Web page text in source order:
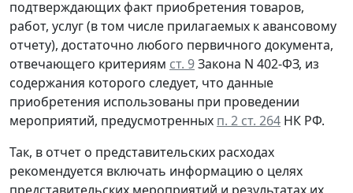
подтверждающих факт приобретения товаров,
работ, услуг (в том числе прилагаемых к авансовому
отчету), достаточно любого первичного документа,
отвечающего критериям ст. 9Закона N 402-ФЗ, из
содержания которого следует, что данные
приобретения использованы при проведении
мероприятий, предусмотренных п. 2 ст. 264 НК РФ.
Так, в отчет о представительских расходах
рекомендуется включать информацию о целях